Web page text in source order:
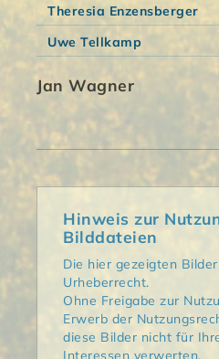
Theresia Enzensberger
Uwe Tellkamp
Jan Wagner
Hinweis zur
Bilddateien
Die hier gezeigten
Urheberrecht.
Ohne Freigabe zur
Erwerb der
diese Bilder nicht für
Interessen verwerten.